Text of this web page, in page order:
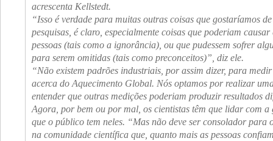
acrescenta Kellstedt.
“Isso é verdade para muitas outras coisas que gostaríamos
pesquisas, é claro, especialmente coisas que poderiam
pessoas (tais como a ignorância), ou que pudessem sofrer
para serem omitidas (tais como preconceitos)”, diz ele.
“Não existem padrões industriais, por assim dizer, para
acerca do Aquecimento Global. Nós optamos por realizar
entender que outras medições poderiam produzir resultados
Agora, por bem ou por mal, os cientistas têm que lidar com a
que o público tem neles. “Mas não deve ser consolador para
na comunidade científica que, quanto mais as pessoas